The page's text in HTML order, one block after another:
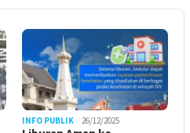
INFO PUBLIK 26/12/2025